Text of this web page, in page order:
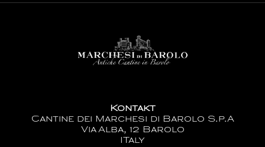
Kontakt
Cantine dei Marchesi di Barolo S.p.A
Via Alba, 12 Barolo
ITaly